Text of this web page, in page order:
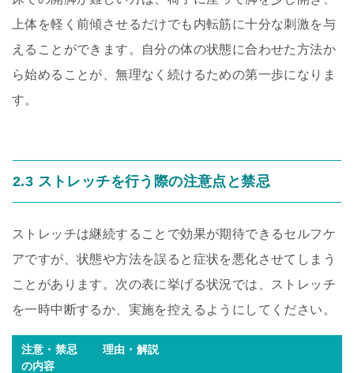
上体を軽く前傾させるだけでも内転筋に十分な刺激を与
えることができます。自分の体の状態に合わせた方法か
ら始めることが、無理なく続けるための第一歩になりま
す。
2.3 ストレッチを行う際の注意点と禁忌
ストレッチは継続することで効果が期待できるセルフケ
アですが、状態や方法を誤ると症状を悪化させてしまう
ことがあります。次の表に挙げる状況では、ストレッチ
を一時中断するか、実施を控えるようにしてください。
注意・禁忌
の内容
理由・解説